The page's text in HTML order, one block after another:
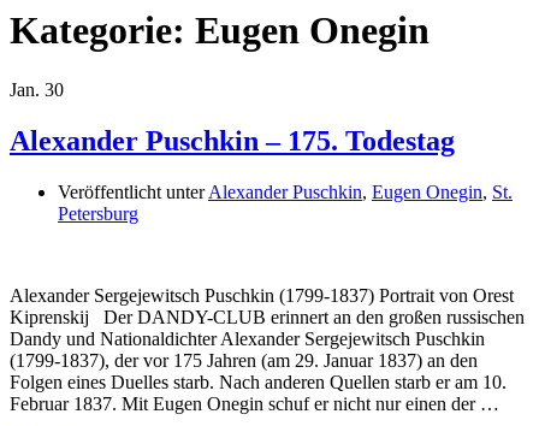
Kategorie: Eugen Onegin
Jan. 30
Alexander Puschkin – 175. Todestag
Veröffentlicht unterAlexander Puschkin, Eugen Onegin, St.
Petersburg
Alexander Sergejewitsch Puschkin (1799-1837) Portrait von Orest
Kiprenskij Der DANDY-CLUB erinnert an den großen russischen
Dandy und Nationaldichter Alexander Sergejewitsch Puschkin
(1799-1837), der vor 175 Jahren (am 29. Januar 1837) an den
Folgen eines Duelles starb. Nach anderen Quellen starb er am 10.
Februar 1837. Mit Eugen Onegin schuf er nicht nur einen der …